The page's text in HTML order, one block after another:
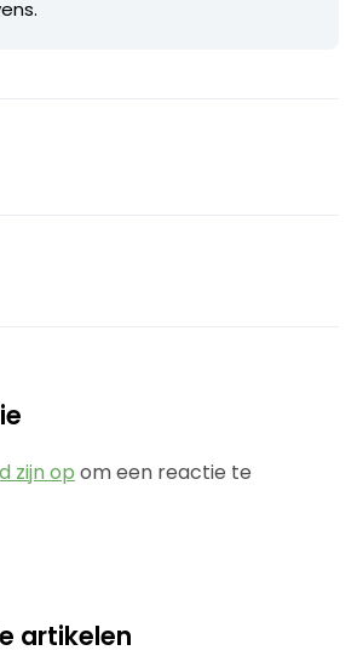
zijn op om een reactie te
artikelen